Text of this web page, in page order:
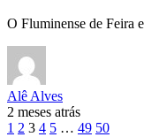
O Fluminense de Feira
Alê Alves
2 meses atrás
1 2 3 4 5 … 49 50